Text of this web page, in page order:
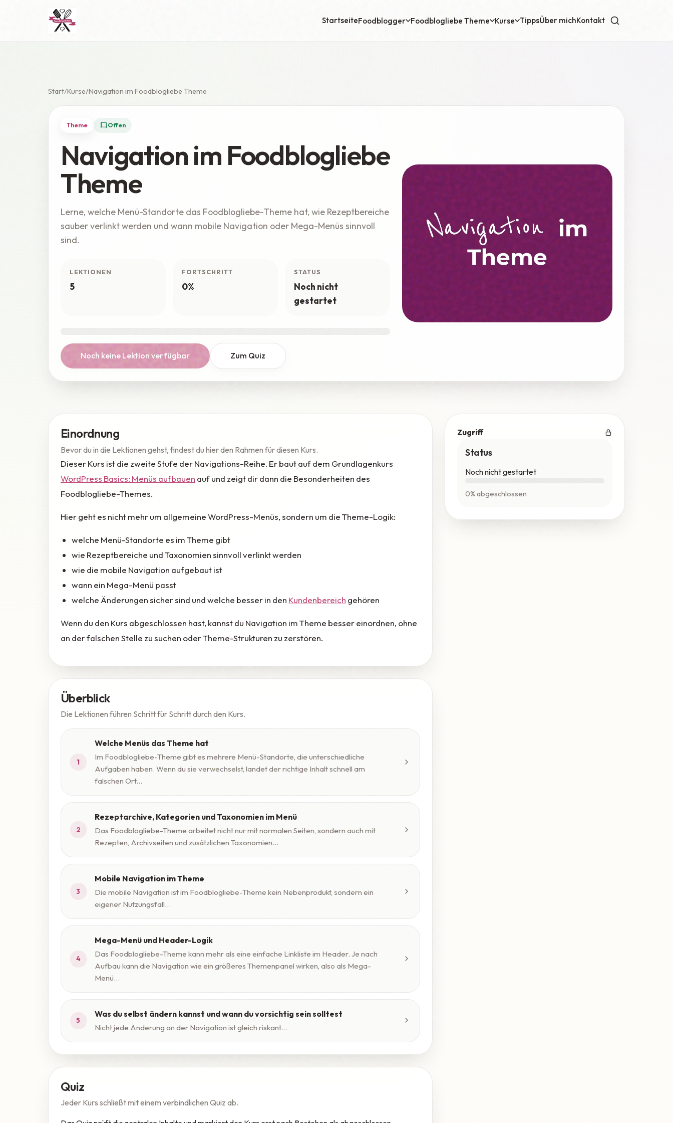
StartseiteFoodblogger Foodblogliebe Theme Kurse TippsÜber michKontakt
Start Kurse Navigation im Foodblogliebe Theme
Theme Offen
Navigation im Foodblogliebe
Theme
Lerne, welche Menü-Standorte das Foodblogliebe-Theme hat, wie Rezeptbereiche
sauber verlinkt werden und wann mobile Navigation oder Mega-Menüs sinnvoll
sind.
LEKTIONEN
5
FORTSCHRITT
0%
STATUS
Noch nicht
gestartet
Noch keine Lektion verfügbar Zum Quiz
Einordnung
Bevor du in die Lektionen gehst, findest du hier den Rahmen für diesen Kurs.
Dieser Kurs ist die zweite Stufe der Navigations-Reihe. Er baut auf dem Grundlagenkurs
WordPress Basics: Menüs aufbauen auf und zeigt dir dann die Besonderheiten des
Foodblogliebe-Themes.
Hier geht es nicht mehr um allgemeine WordPress-Menüs, sondern um die Theme-Logik:
welche Menü-Standorte es im Theme gibt
wie Rezeptbereiche und Taxonomien sinnvoll verlinkt werden
wie die mobile Navigation aufgebaut ist
wann ein Mega-Menü passt
welche Änderungen sicher sind und welche besser in den Kundenbereich gehören
Wenn du den Kurs abgeschlossen hast, kannst du Navigation im Theme besser einordnen, ohne
an der falschen Stelle zu suchen oder Theme-Strukturen zu zerstören.
Überblick
Die Lektionen führen Schritt für Schritt durch den Kurs.
1
Welche Menüs das Theme hat
Im Foodblogliebe-Theme gibt es mehrere Menü-Standorte, die unterschiedliche
Aufgaben haben. Wenn du sie verwechselst, landet der richtige Inhalt schnell am
falschen Ort...
2
Rezeptarchive, Kategorien und Taxonomien im Menü
Das Foodblogliebe-Theme arbeitet nicht nur mit normalen Seiten, sondern auch mit
Rezepten, Archivseiten und zusätzlichen Taxonomien...
3
Mobile Navigation im Theme
Die mobile Navigation ist im Foodblogliebe-Theme kein Nebenprodukt, sondern ein
eigener Nutzungsfall...
4
Mega-Menü und Header-Logik
Das Foodblogliebe-Theme kann mehr als eine einfache Linkliste im Header. Je nach
Aufbau kann die Navigation wie ein größeres Themenpanel wirken, also als Mega-
Menü...
5
Was du selbst ändern kannst und wann du vorsichtig sein solltest
Nicht jede Änderung an der Navigation ist gleich riskant...
Quiz
Jeder Kurs schließt mit einem verbindlichen Quiz ab.
Zugriff
Status
Noch nicht gestartet
0% abgeschlossen